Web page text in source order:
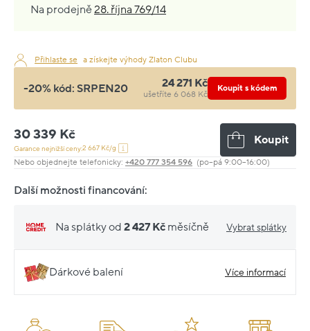
Na prodejně28. října 769/14
Přihlaste se a získejte výhody Zlaton Clubu
-20% kód: SRPEN20 24 271 Kč
ušetříte 6 068 Kč
Koupit s kódem
30 339 Kč
Garance nejnižší ceny:2 667 Kč/g
Koupit
Nebo objednejte telefonicky: +420 777 354 596 (po–pá 9:00–16:00)
Další možnosti financování:
Na splátky od 2 427 Kč měsíčně Vybrat splátky
Dárkové balení Více informací